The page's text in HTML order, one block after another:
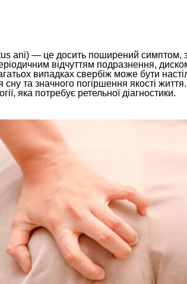
ani) — це досить поширений симптом,
відчуттям подразнення,
випадках свербіж може бути
сну та значного погіршення якості
яка потребує ретельної діагностики.